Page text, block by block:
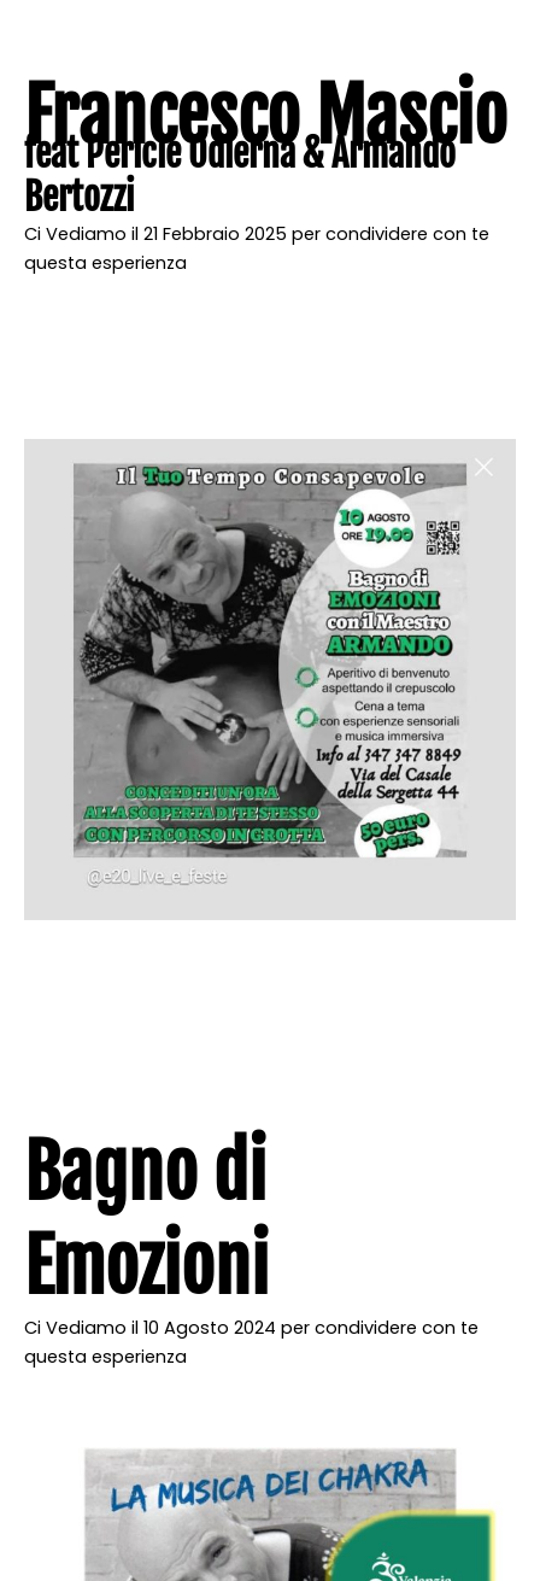
Francesco Mascio
feat Pericle Odierna & Armando
Bertozzi
Ci Vediamo il 21 Febbraio 2025 per condividere con te
questa esperienza
Bagno di
Emozioni
Ci Vediamo il 10 Agosto 2024 per condividere con te
questa esperienza